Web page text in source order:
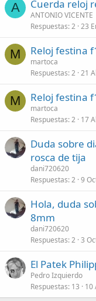
A Cuerda reloj
ANTONIO VICENTE
Respuestas 2 23
M Reloj festina
martoca
Respuestas 2 21
M Reloj festina
martoca
Respuestas 2 17
Duda sobre
rosca de tija
dani720620
Respuestas 2 9
Hola, duda
8mm
dani720620
Respuestas 2 3
El Patek
Pedro Izquierdo
Respuestas 13 10